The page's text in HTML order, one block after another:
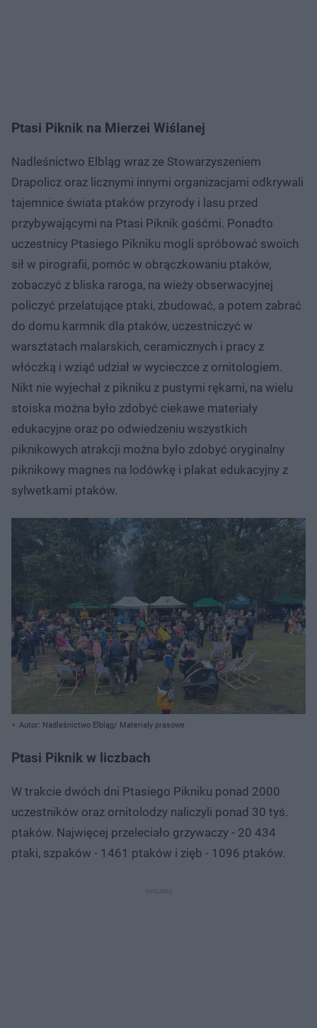
Ptasi Piknik na Mierzei Wiślanej
Nadleśnictwo Elbląg wraz ze Stowarzyszeniem
Drapolicz oraz licznymi innymi organizacjami odkrywali
tajemnice świata ptaków przyrody i lasu przed
przybywającymi na Ptasi Piknik gośćmi. Ponadto
uczestnicy Ptasiego Pikniku mogli spróbować swoich
sił w pirografii, pomóc w obrączkowaniu ptaków,
zobaczyć z bliska raroga, na wieży obserwacyjnej
policzyć przelatujące ptaki, zbudować, a potem zabrać
do domu karmnik dla ptaków, uczestniczyć w
warsztatach malarskich, ceramicznych i pracy z
włóczką i wziąć udział w wycieczce z ornitologiem.
Nikt nie wyjechał z pikniku z pustymi rękami, na wielu
stoiska można było zdobyć ciekawe materiały
edukacyjne oraz po odwiedzeniu wszystkich
piknikowych atrakcji można było zdobyć oryginalny
piknikowy magnes na lodówkę i plakat edukacyjny z
sylwetkami ptaków.
Autor: Nadleśnictwo Elbląg/ Materiały prasowe
Ptasi Piknik w liczbach
W trakcie dwóch dni Ptasiego Pikniku ponad 2000
uczestników oraz ornitolodzy naliczyli ponad 30 tyś.
ptaków. Najwięcej przeleciało grzywaczy - 20 434
ptaki, szpaków - 1461 ptaków i zięb - 1096 ptaków.